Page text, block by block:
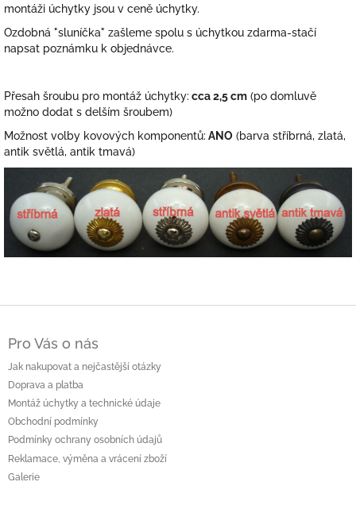
montáži úchytky jsou v ceně úchytky.
Ozdobná "sluníčka" zašleme spolu s úchytkou zdarma-stačí
napsat poznámku k objednávce.
Přesah šroubu pro montáž úchytky: cca 2,5 cm (po domluvě
možno dodat s delším šroubem)
Možnost volby kovových komponentů: ANO (barva stříbrná, zlatá,
antik světlá, antik tmavá)
Pro Vás o nás
Jak nakupovat a nejčastější otázky
Doprava a platba
Montáž úchytky a technické údaje
Obchodní podmínky
Podmínky ochrany osobních údajů
Reklamace, výměna a vrácení zboží
Galerie